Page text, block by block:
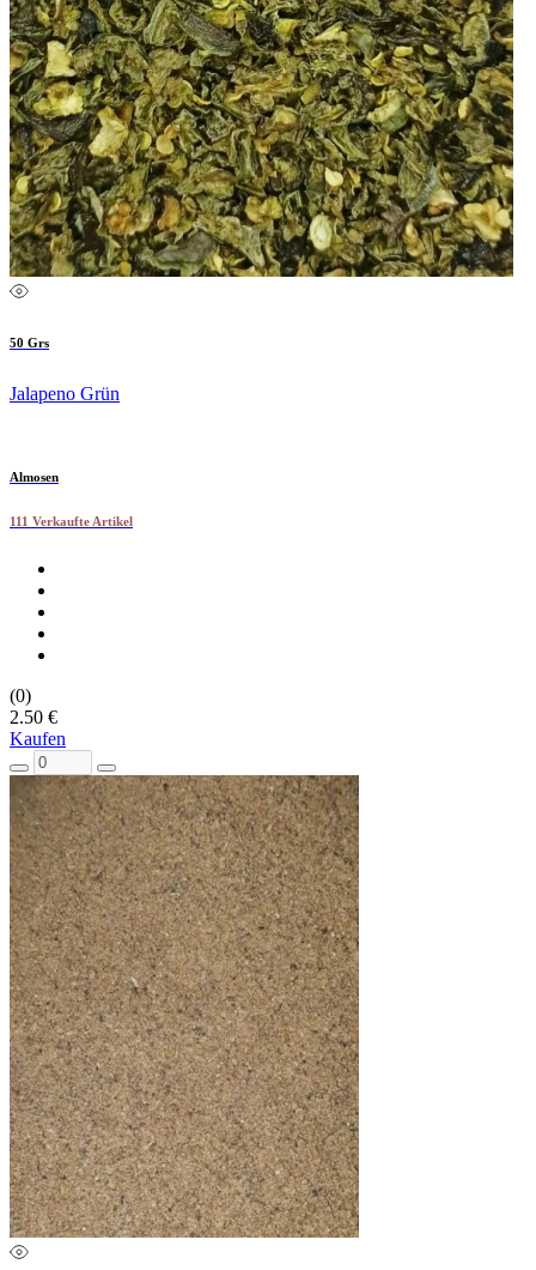
50 Grs
Jalapeno Grün
Almosen
111 Verkaufte Artikel
(0)
2.50 €
Kaufen